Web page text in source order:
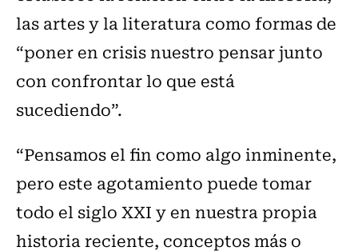
las artes y la literatura como formas de
“poner en crisis nuestro pensar junto
con confrontar lo que está
sucediendo”.
“Pensamos el fin como algo inminente,
pero este agotamiento puede tomar
todo el siglo XXI y en nuestra propia
historia reciente, conceptos más o